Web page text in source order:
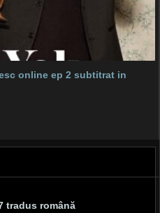
online ep 2 subtitrat in
tradus română